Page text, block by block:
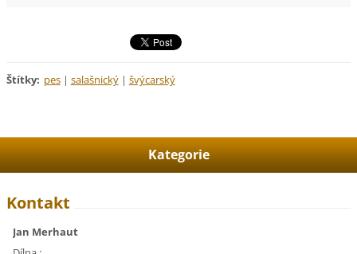
Štítky: pes | salašnický | švýcarský
Kategorie
Kontakt
Jan Merhaut